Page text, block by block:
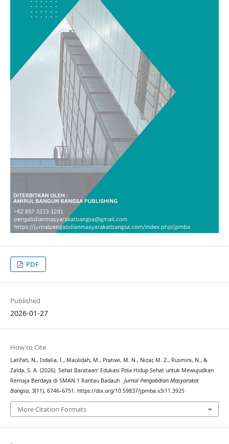
PDF
Published
2026-01-27
How to Cite
Latifah, N., Isdalia, I., Maulidah, M., Pratiwi, M. N., Nizar, M. Z., Rusmini, N., &
Zalda, S. A. (2026). Sehat Barataan: Edukasi Pola Hidup Sehat untuk Mewujudkan
Remaja Berdaya di SMAN 1 Rantau Badauh . Jurnal Pengabdian Masyarakat
Bangsa, 3(11), 6746–6751. https://doi.org/10.59837/jpmba.v3i11.3925
More Citation Formats